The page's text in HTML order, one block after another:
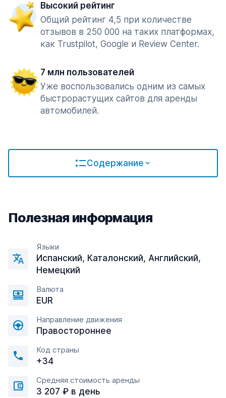
Высокий рейтинг
Общий рейтинг 4,5 при количестве
отзывов в 250 000 на таких платформах,
как Trustpilot, Google и Review Center.
7 млн пользователей
Уже воспользовались одним из самых
быстрорастущих сайтов для аренды
автомобилей.
Содержание
Полезная информация
Языки
Испанский, Каталонский, Английский,
Немецкий
Валюта
EUR
Направление движения
Правостороннее
Код страны
+34
Средняя стоимость аренды
3 207 ₽ в день